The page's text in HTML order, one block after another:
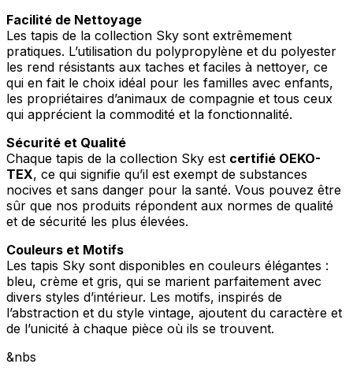
Facilité de Nettoyage
Les tapis de la collection Sky sont extrêmement
pratiques. L’utilisation du polypropylène et du polyester
les rend résistants aux taches et faciles à nettoyer, ce
qui en fait le choix idéal pour les familles avec enfants,
les propriétaires d’animaux de compagnie et tous ceux
qui apprécient la commodité et la fonctionnalité.
Sécurité et Qualité
Chaque tapis de la collection Sky est certifié OEKO-
TEX, ce qui signifie qu’il est exempt de substances
nocives et sans danger pour la santé. Vous pouvez être
sûr que nos produits répondent aux normes de qualité
et de sécurité les plus élevées.
Couleurs et Motifs
Les tapis Sky sont disponibles en couleurs élégantes :
bleu, crème et gris, qui se marient parfaitement avec
divers styles d’intérieur. Les motifs, inspirés de
l’abstraction et du style vintage, ajoutent du caractère et
de l’unicité à chaque pièce où ils se trouvent.
&nbs